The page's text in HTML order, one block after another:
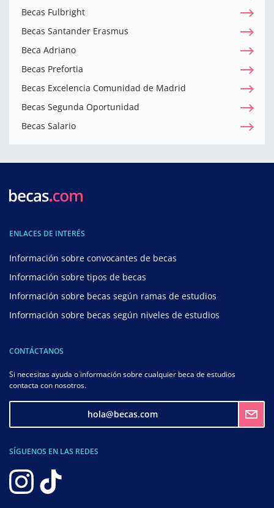
Becas Fulbright
Becas Santander Erasmus
Beca Adriano
Becas Prefortia
Becas Excelencia Comunidad de Madrid
Becas Segunda Oportunidad
Becas Salario
ENLACES DE INTERÉS
Información sobre convocantes de becas
Información sobre tipos de becas
Información sobre becas según ramas de estudios
Información sobre becas según niveles de estudios
CONTÁCTANOS
Si necesitas ayuda o información sobre cualquier beca de estudios
contacta con nosotros.
hola@becas.com
SÍGUENOS EN LAS REDES